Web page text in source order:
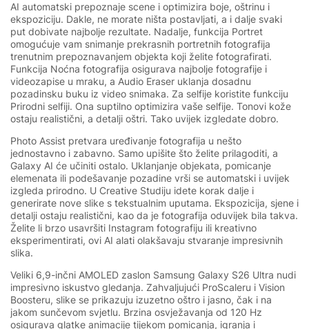
AI automatski prepoznaje scene i optimizira boje, oštrinu i
ekspoziciju. Dakle, ne morate ništa postavljati, a i dalje svaki
put dobivate najbolje rezultate. Nadalje, funkcija Portret
omogućuje vam snimanje prekrasnih portretnih fotografija
trenutnim prepoznavanjem objekta koji želite fotografirati.
Funkcija Noćna fotografija osigurava najbolje fotografije i
videozapise u mraku, a Audio Eraser uklanja dosadnu
pozadinsku buku iz video snimaka. Za selfije koristite funkciju
Prirodni selfiji. Ona suptilno optimizira vaše selfije. Tonovi kože
ostaju realistični, a detalji oštri. Tako uvijek izgledate dobro.
Photo Assist pretvara uređivanje fotografija u nešto
jednostavno i zabavno. Samo upišite što želite prilagoditi, a
Galaxy AI će učiniti ostalo. Uklanjanje objekata, pomicanje
elemenata ili podešavanje pozadine vrši se automatski i uvijek
izgleda prirodno. U Creative Studiju idete korak dalje i
generirate nove slike s tekstualnim uputama. Ekspozicija, sjene i
detalji ostaju realistični, kao da je fotografija oduvijek bila takva.
Želite li brzo usavršiti Instagram fotografiju ili kreativno
eksperimentirati, ovi AI alati olakšavaju stvaranje impresivnih
slika.
Veliki 6,9-inčni AMOLED zaslon Samsung Galaxy S26 Ultra nudi
impresivno iskustvo gledanja. Zahvaljujući ProScaleru i Vision
Boosteru, slike se prikazuju izuzetno oštro i jasno, čak i na
jakom sunčevom svjetlu. Brzina osvježavanja od 120 Hz
osigurava glatke animacije tijekom pomicanja, igranja i